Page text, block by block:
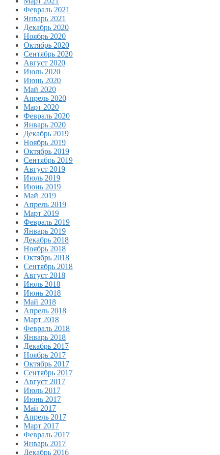
Февраль 2021
Январь 2021
Декабрь 2020
Ноябрь 2020
Октябрь 2020
Сентябрь 2020
Август 2020
Июль 2020
Июнь 2020
Май 2020
Апрель 2020
Март 2020
Февраль 2020
Январь 2020
Декабрь 2019
Ноябрь 2019
Октябрь 2019
Сентябрь 2019
Август 2019
Июль 2019
Июнь 2019
Май 2019
Апрель 2019
Март 2019
Февраль 2019
Январь 2019
Декабрь 2018
Ноябрь 2018
Октябрь 2018
Сентябрь 2018
Август 2018
Июль 2018
Июнь 2018
Май 2018
Апрель 2018
Март 2018
Февраль 2018
Январь 2018
Декабрь 2017
Ноябрь 2017
Октябрь 2017
Сентябрь 2017
Август 2017
Июль 2017
Июнь 2017
Май 2017
Апрель 2017
Март 2017
Февраль 2017
Январь 2017
Декабрь 2016